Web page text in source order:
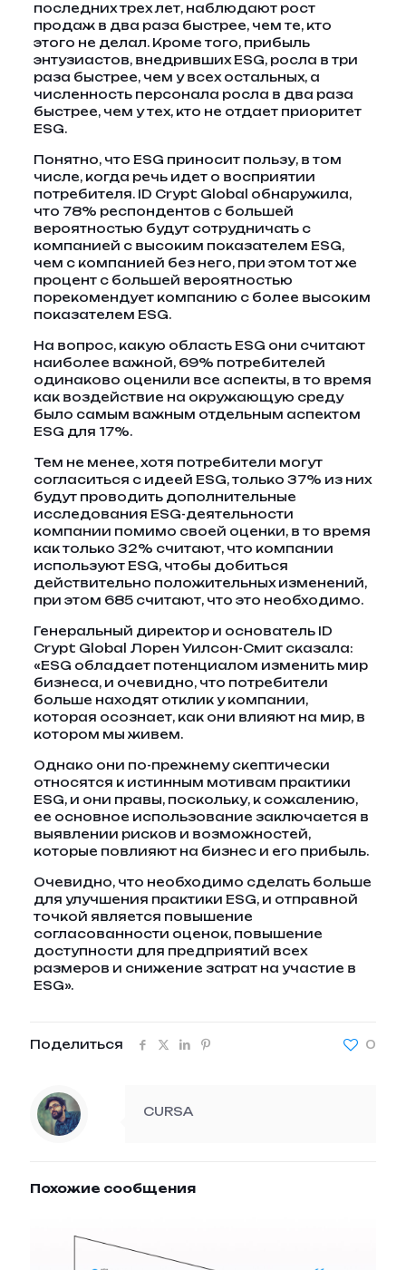
последних трех лет, наблюдают рост
продаж в два раза быстрее, чем те, кто
этого не делал. Кроме того, прибыль
энтузиастов, внедривших ESG, росла в три
раза быстрее, чем у всех остальных, а
численность персонала росла в два раза
быстрее, чем у тех, кто не отдает приоритет
ESG.
Понятно, что ESG приносит пользу, в том
числе, когда речь идет о восприятии
потребителя. ID Crypt Global обнаружила,
что 78% респондентов с большей
вероятностью будут сотрудничать с
компанией с высоким показателем ESG,
чем с компанией без него, при этом тот же
процент с большей вероятностью
порекомендует компанию с более высоким
показателем ESG.
На вопрос, какую область ESG они считают
наиболее важной, 69% потребителей
одинаково оценили все аспекты, в то время
как воздействие на окружающую среду
было самым важным отдельным аспектом
ESG для 17%.
Тем не менее, хотя потребители могут
согласиться с идеей ESG, только 37% из них
будут проводить дополнительные
исследования ESG-деятельности
компании помимо своей оценки, в то время
как только 32% считают, что компании
используют ESG, чтобы добиться
действительно положительных изменений,
при этом 685 считают, что это необходимо.
Генеральный директор и основатель ID
Crypt Global Лорен Уилсон-Смит сказала:
«ESG обладает потенциалом изменить мир
бизнеса, и очевидно, что потребители
больше находят отклик у компании,
которая осознает, как они влияют на мир, в
котором мы живем.
Однако они по-прежнему скептически
относятся к истинным мотивам практики
ESG, и они правы, поскольку, к сожалению,
ее основное использование заключается в
выявлении рисков и возможностей,
которые повлияют на бизнес и его прибыль.
Очевидно, что необходимо сделать больше
для улучшения практики ESG, и отправной
точкой является повышение
согласованности оценок, повышение
доступности для предприятий всех
размеров и снижение затрат на участие в
ESG».
Поделиться 0
CURSA
Похожие сообщения